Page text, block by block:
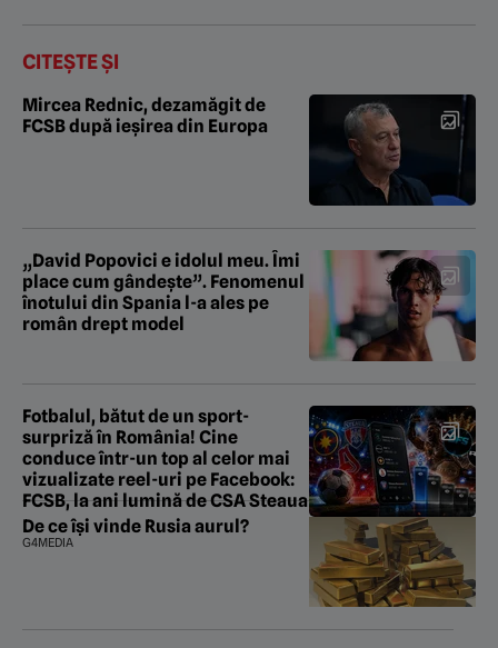
CITEȘTE ȘI
Mircea Rednic, dezamăgit de
FCSB după ieșirea din Europa
„David Popovici e idolul meu. Îmi
place cum gândește”. Fenomenul
înotului din Spania l-a ales pe
român drept model
Fotbalul, bătut de un sport-
surpriză în România! Cine
conduce într-un top al celor mai
vizualizate reel-uri pe Facebook:
FCSB, la ani lumină de CSA Steaua
De ce își vinde Rusia aurul?
G4MEDIA